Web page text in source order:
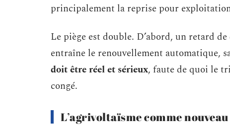
principalement la reprise pour
Le piège est double. D’abord, un retard
entraîne le renouvellement automatique,
doit être réel et sérieux, faute de quoi le
congé.
L’agrivoltaïsme comme